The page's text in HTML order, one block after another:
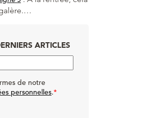
ARTICLES
de notre
personnelles.*